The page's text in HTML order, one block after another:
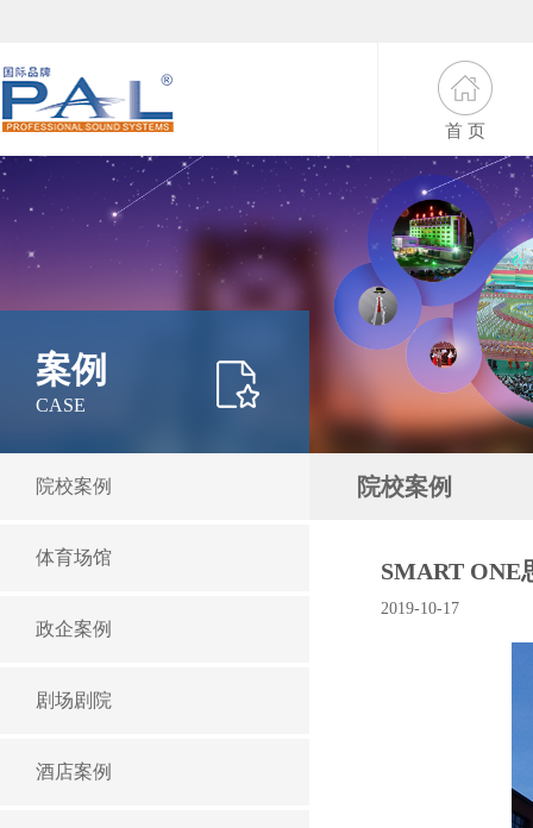
首 页
案例
CASE
院校案例
体育场馆
政企案例
剧场剧院
酒店案例
院校案例
SMART
2019-10-17